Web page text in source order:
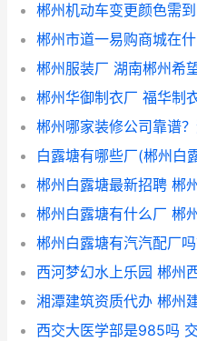
郴州市道一易购商城在
郴州服装厂 湖南郴州希
郴州华御制衣厂 福华制
白露塘有哪些厂(郴州白
郴州白露塘最新招聘 郴
郴州白露塘有什么厂 郴
郴州白露塘有汽汽配厂
西河梦幻水上乐园 郴州
湘潭建筑资质代办 郴州
西交大医学部是985吗